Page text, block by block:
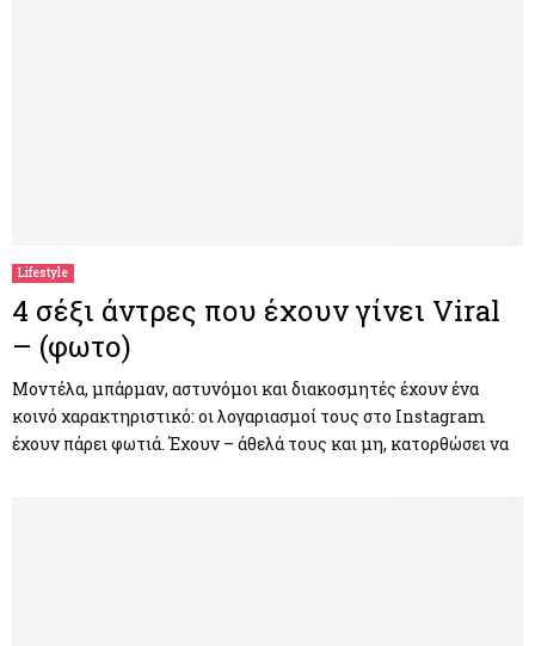
Lifestyle
4 σέξι άντρες που έχουν γίνει Viral
– (φωτο)
Μοντέλα, μπάρμαν, αστυνόμοι και διακοσμητές έχουν ένα
κοινό χαρακτηριστικό: οι λογαριασμοί τους στο Instagram
έχουν πάρει φωτιά. Έχουν – άθελά τους και μη, κατορθώσει να